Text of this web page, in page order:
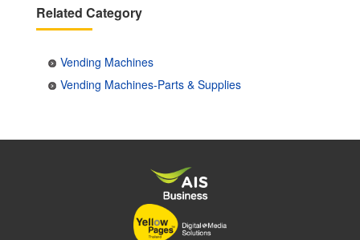
Related Category
Vending Machines
Vending Machines-Parts & Supplies